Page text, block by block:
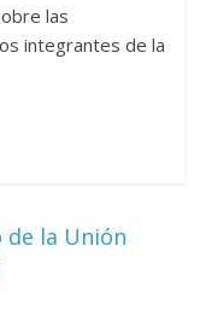
las
integrantes de la
de la Unión